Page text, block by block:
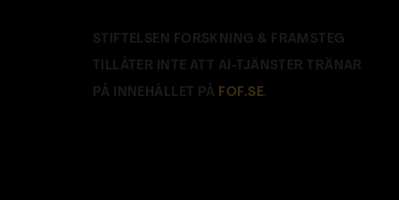
STIFTELSEN FORSKNING & FRAMSTEG
TILLÅTER INTE ATT AI-TJÄNSTER TRÄNAR
PÅ INNEHÅLLET PÅ FOF.SE.